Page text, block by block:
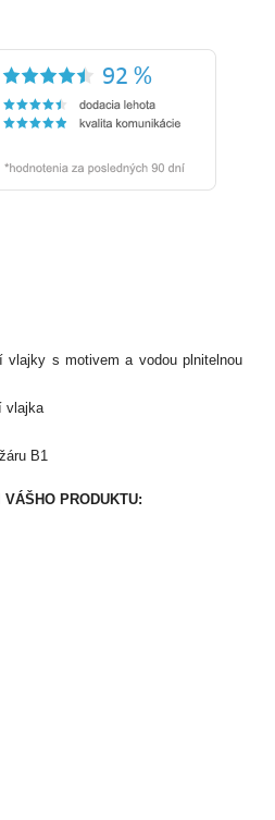
vlajky s motivem a vodou plnitelnou
vlajka
B1
PRODUKTU: